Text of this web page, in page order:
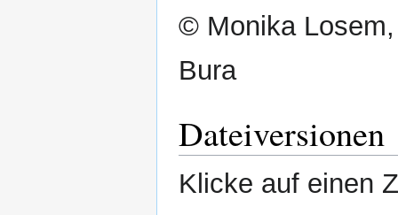
© Monika
Bura
Dateiversionen
Klicke auf einen